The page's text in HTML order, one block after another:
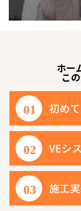
ホー
こ